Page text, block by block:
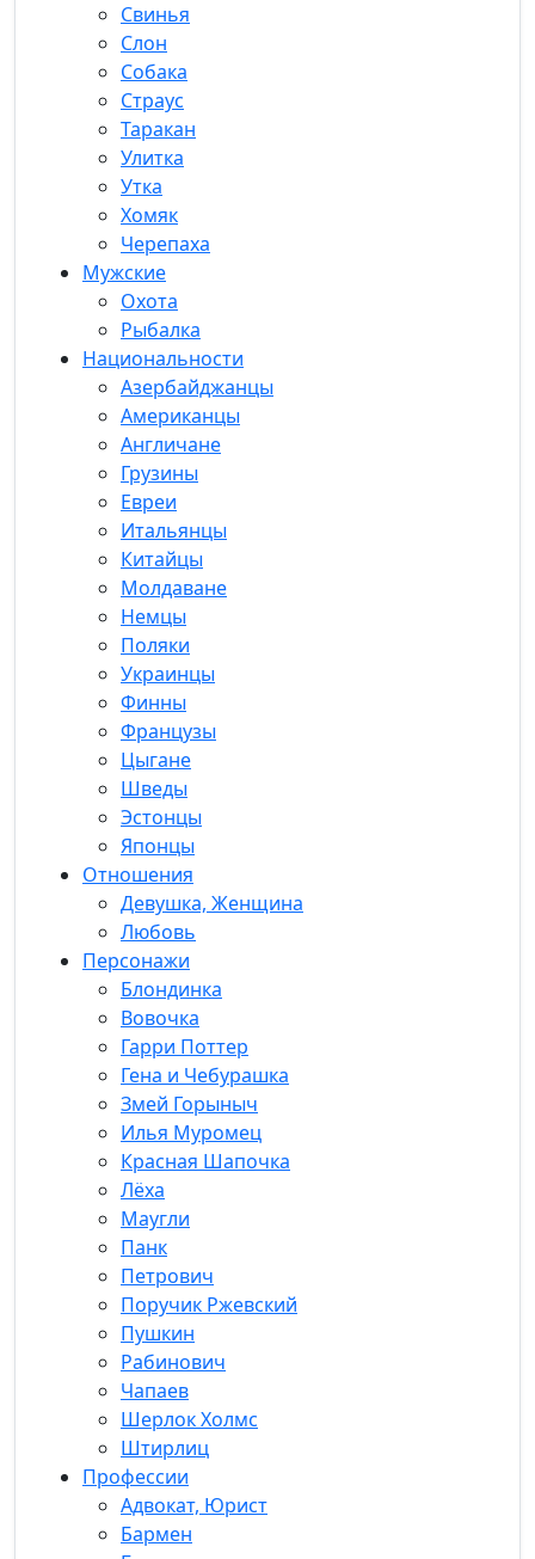
Свинья
Слон
Собака
Страус
Таракан
Улитка
Утка
Хомяк
Черепаха
Мужские
Охота
Рыбалка
Национальности
Азербайджанцы
Американцы
Англичане
Грузины
Евреи
Итальянцы
Китайцы
Молдаване
Немцы
Поляки
Украинцы
Финны
Французы
Цыгане
Шведы
Эстонцы
Японцы
Отношения
Девушка, Женщина
Любовь
Персонажи
Блондинка
Вовочка
Гарри Поттер
Гена и Чебурашка
Змей Горыныч
Илья Муромец
Красная Шапочка
Лёха
Маугли
Панк
Петрович
Поручик Ржевский
Пушкин
Рабинович
Чапаев
Шерлок Холмс
Штирлиц
Профессии
Адвокат, Юрист
Бармен